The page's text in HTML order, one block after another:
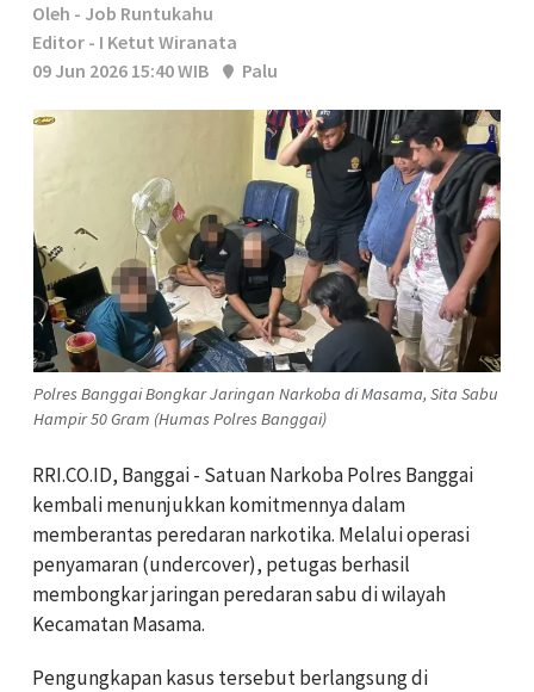
Oleh - Job Runtukahu
Editor - I Ketut Wiranata
09 Jun 2026 15:40 WIB
Palu
Polres Banggai Bongkar Jaringan Narkoba di Masama, Sita Sabu
Hampir 50 Gram (Humas Polres Banggai)
RRI.CO.ID, Banggai - Satuan Narkoba Polres Banggai
kembali menunjukkan komitmennya dalam
memberantas peredaran narkotika. Melalui operasi
penyamaran (undercover), petugas berhasil
membongkar jaringan peredaran sabu di wilayah
Kecamatan Masama.
Pengungkapan kasus tersebut berlangsung di